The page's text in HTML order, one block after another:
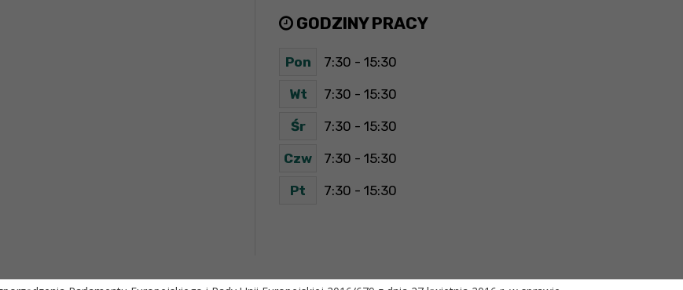
GODZINY PRACY
Pon 7:30 - 15:30
Wt 7:30 - 15:30
Śr 7:30 - 15:30
Czw 7:30 - 15:30
Pt 7:30 - 15:30